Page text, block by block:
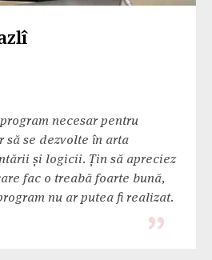
necesar pentru
să se dezvolte în arta
și logicii. Țin să apreciez
fac o treabă foarte bună,
nu ar putea fi realizat.